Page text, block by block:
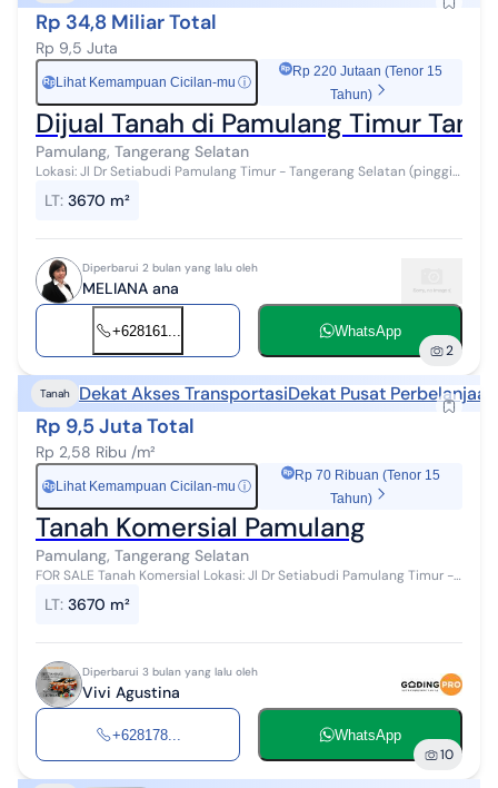
Rp 34,8 Miliar Total
Rp 9,5 Juta
Rp Lihat Kemampuan Cicilan-mu ⓘ
Rp 220 Jutaan (Tenor 15
Tahun)
Dijual Tanah di Pamulang Timur
Pamulang, Tangerang Selatan
Lokasi: Jl Dr Setiabudi Pamulang Timur - Tangerang Selatan (pinggir
- ...
LT: 3670 m²
Diperbarui 2 bulan yang lalu oleh
MELIANA ana
+628161... WhatsApp
2
Tanah Dekat Akses TransportasiDekat Pusat Perbelanjaan
Rp 9,5 Juta Total
Rp 2,58 Ribu /m²
Rp Lihat Kemampuan Cicilan-mu ⓘ
Rp 70 Ribuan (Tenor 15
Tahun)
Tanah Komersial Pamulang
Pamulang, Tangerang Selatan
FOR SALE Tanah Komersial Lokasi: Jl Dr Setiabudi Pamulang Timur -
Leg...
LT: 3670 m²
Diperbarui 3 bulan yang lalu oleh
Vivi Agustina
+628178... WhatsApp
10